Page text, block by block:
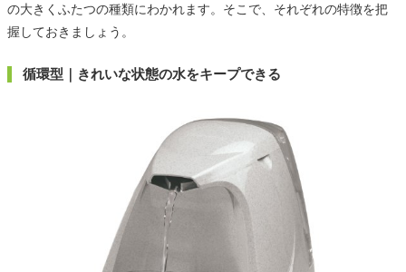
の大きくふたつの種類にわかれます。そこで、それぞれの特徴を把
握しておきましょう。
循環型｜きれいな状態の水をキープできる